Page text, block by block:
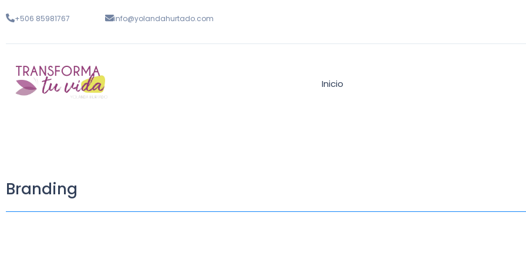
+506 85981767 info@yolandahurtado.com
Inicio
Branding